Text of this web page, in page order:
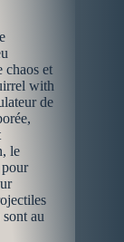
chaos et
with
de
le
pour
au